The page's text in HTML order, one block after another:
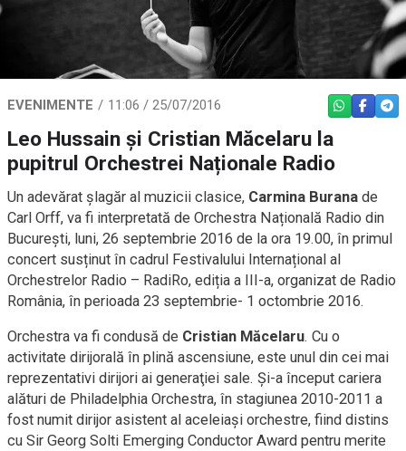
EVENIMENTE 11:06 / 25/07/2016 WHATSAPP
Leo Hussain și Cristian Măcelaru la
pupitrul Orchestrei Naționale Radio
Un adevărat șlagăr al muzicii clasice, Carmina Burana de
Carl Orff, va fi interpretată de Orchestra Națională Radio din
București, luni, 26 septembrie 2016 de la ora 19.00, în primul
concert susținut în cadrul Festivalului Internațional al
Orchestrelor Radio – RadiRo, ediția a III-a, organizat de Radio
România, în perioada 23 septembrie- 1 octombrie 2016.
Orchestra va fi condusă de Cristian Măcelaru. Cu o
activitate dirijorală în plină ascensiune, este unul din cei mai
reprezentativi dirijori ai generaţiei sale. Şi-a început cariera
alături de Philadelphia Orchestra, în stagiunea 2010-2011 a
fost numit dirijor asistent al aceleiaşi orchestre, fiind distins
cu Sir Georg Solti Emerging Conductor Award pentru merite